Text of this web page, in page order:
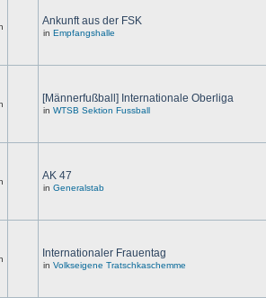
Ankunft aus der FSK
in Empfangshalle
[Männerfußball] Internationale Oberliga
in WTSB Sektion Fussball
AK 47
in Generalstab
Internationaler Frauentag
in Volkseigene Tratschkaschemme